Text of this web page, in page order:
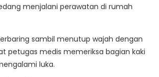
menjalani perawatan di rumah
sambil menutup wajah dengan
petugas medis memeriksa bagian kaki
luka.